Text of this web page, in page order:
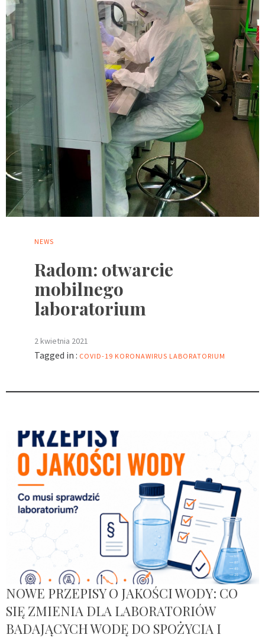
NEWS
Radom: otwarcie
mobilnego
laboratorium
2 kwietnia 2021
Tagged in : COVID-19 KORONAWIRUS LABORATORIUM
NOWE PRZEPISY O JAKOŚCI WODY: CO
SIĘ ZMIENIA DLA LABORATORIÓW
BADAJĄCYCH WODĘ DO SPOŻYCIA I